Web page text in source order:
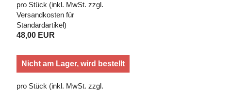
pro Stück (inkl. MwSt. zzgl.
Versandkosten für
Standardartikel)
48,00 EUR
Nicht am Lager, wird bestellt
pro Stück (inkl. MwSt. zzgl.